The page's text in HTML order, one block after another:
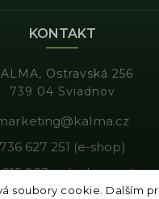
soubory cookie. Dalším
KONTAKT
Ostravská 256
739 04 Sviadnov
736 627 251 (e-shop)
983 - výroba, gastro